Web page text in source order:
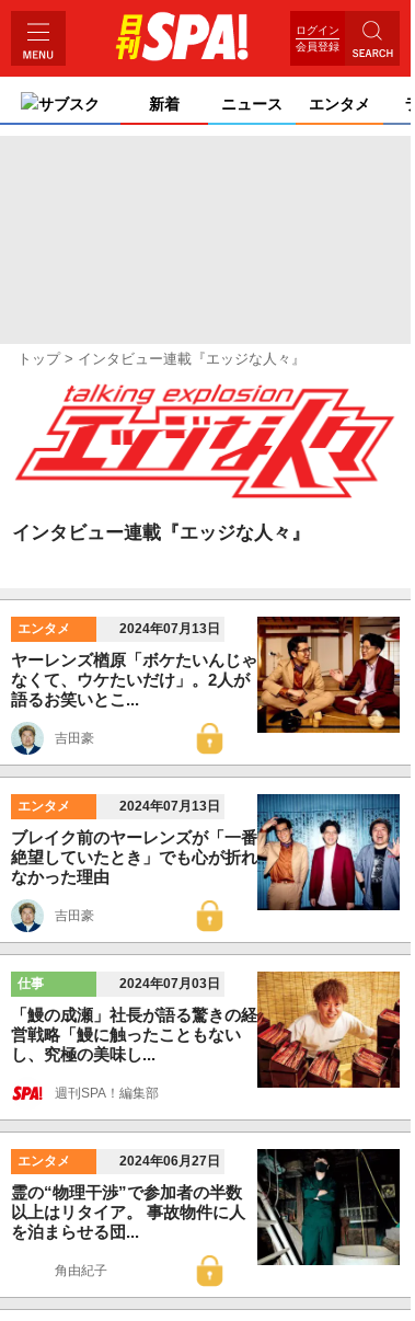
ログイン
会員登録
サブスク 新着 ニュース エンタメ
トップ インタビュー連載『エッジな人々』
インタビュー連載『エッジな人々』
エンタメ 2024年07月13日
ヤーレンズ楢原「ボケたいんじゃ
なくて、ウケたいだけ」。2人が
語るお笑いとこ...
吉田豪
エンタメ 2024年07月13日
ブレイク前のヤーレンズが「一番
絶望していたとき」でも心が折れ
なかった理由
吉田豪
仕事 2024年07月03日
「鰻の成瀬」社長が語る驚きの経
営戦略「鰻に触ったこともない
し、究極の美味し...
週刊SPA！編集部
エンタメ 2024年06月27日
霊の“物理干渉”で参加者の半数
以上はリタイア。 事故物件に人
を泊まらせる団...
角由紀子